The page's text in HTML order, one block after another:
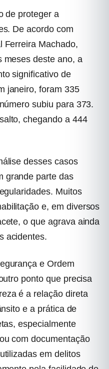
de proteger a
De acordo com
Ferreira Machado,
meses deste ano, a
significativo de
janeiro, foram 335
subiu para 373.
chegando a 444
desses casos
grande parte das
Muitos
e, em diversos
o que agrava ainda
acidentes.
e Ordem
ponto que precisa
é a relação direta
e a prática de
especialmente
com documentação
em delitos